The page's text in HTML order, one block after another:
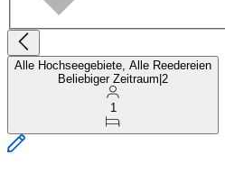
Alle Hochseegebiete, Alle Reedereien
Beliebiger Zeitraum 2
1